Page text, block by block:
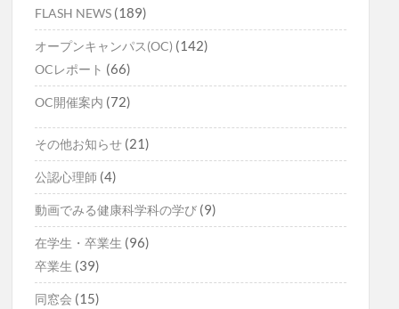
FLASH NEWS (189)
オープンキャンパス(OC) (142)
OCレポート (66)
OC開催案内 (72)
その他お知らせ (21)
公認心理師 (4)
動画でみる健康科学科の学び (9)
在学生・卒業生 (96)
卒業生 (39)
同窓会 (15)